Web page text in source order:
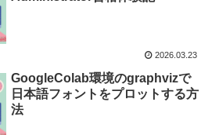
2026.03.23
GoogleColab環境のgraphvizで
日本語フォントをプロットする方
法